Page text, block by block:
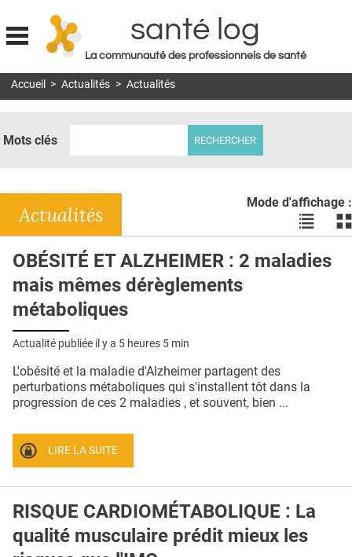
Jump to navigation
santé log
La communauté des professionnels de santé
MON COMPTE
DOSSIERS
RÉSEAUX
E-REVUE SAD
L'APP
PUBLICITÉ
CONTACT
Accueil > Actualités > Actualités
Mots clés
Mode d'affichage :
Voir
les
en
les
Actualités
OBÉSITÉ ET ALZHEIMER : 2 maladies
mais mêmes dérèglements
métaboliques
Actualité publiée il y a 5 heures 5 min
L'obésité et la maladie d'Alzheimer partagent des
perturbations métaboliques qui s'installent tôt dans la
progression de ces 2 maladies , et souvent, bien ...
LIRE LA SUITE
RISQUE CARDIOMÉTABOLIQUE : La
qualité musculaire prédit mieux les